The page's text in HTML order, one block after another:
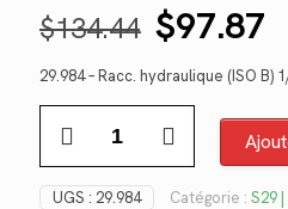
$134.44 Le
prix
initial
était :
$97.87
29.984 – Racc. hydraulique (ISO B)
UGS : 29.984 Catégorie : S29